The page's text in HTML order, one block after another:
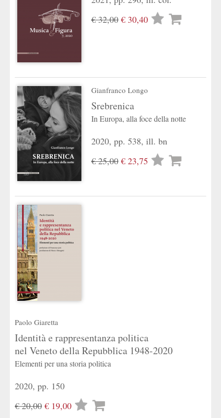
€ 32,00 € 30,40 Lista
Gianfranco Longo
Srebrenica
In Europa, alla foce della notte
2020, pp. 538, ill. bn
€ 25,00 € 23,75 Lista
Paolo Giaretta
Identità e rappresentanza politica
nel Veneto della Repubblica 1948-2020
Elementi per una storia politica
2020, pp. 150
€ 20,00 € 19,00 Lista